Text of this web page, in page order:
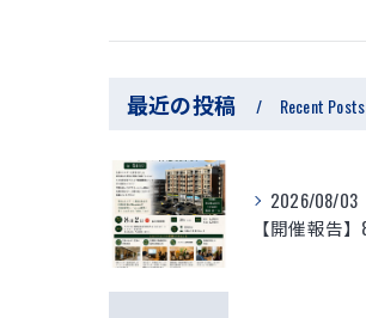
最近の投稿 Recent Posts
2026/08/03